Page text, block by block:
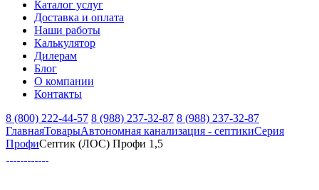
Каталог услуг
Доставка и оплата
Наши работы
Калькулятор
Дилерам
Блог
О компании
Контакты
8 (800) 222-44-57 8 (988) 237-32-87 8 (988) 237-32-87
ГлавнаяТоварыАвтономная канализация - септикиСерия
ПрофиСептик (ЛОС) Профи 1,5